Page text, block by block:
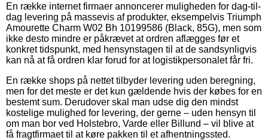
En række internet firmaer annoncerer muligheden for dag-til-
dag levering på massevis af produkter, eksempelvis Triumph
Amourette Charm W02 Bh 10199586 (Black, 85G), men som
ikke desto mindre er påkrævet at ordren aflægges før et
konkret tidspunkt, med hensynstagen til at de sandsynligvis
kan nå at få ordren klar forud for at logistikpersonalet får fri.
En række shops på nettet tilbyder levering uden beregning,
men for det meste er det kun gældende hvis der købes for en
bestemt sum. Derudover skal man udse dig den mindst
kostelige mulighed for levering, der gerne – uden hensyn til
om man bor ved Holstebro, Varde eller Billund – vil blive at
få fragtfirmaet til at køre pakken til et afhentningssted.